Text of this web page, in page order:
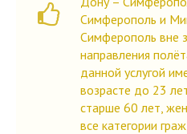
Симферополь и
Симферополь вне
направления
данной услугой
возрасте до 23
старше 60 лет,
все категории